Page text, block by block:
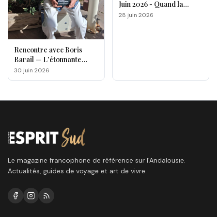
Rencontre avec Boris
Barail — L'étonnante
odyssée d'un électron
voyageur
30 juin 2026
Juin 2026 - Quand la
magie opère !
28 juin 2026
Le magazine francophone de référence sur l'Andalousie.
Actualités, guides de voyage et art de vivre.